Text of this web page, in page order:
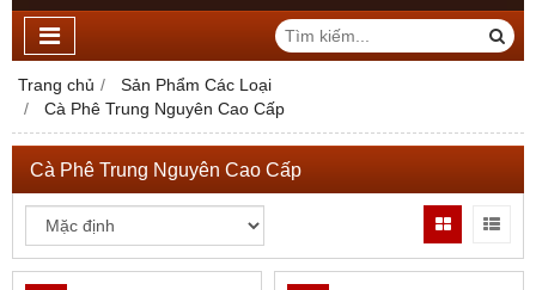
Trang chủ
Sản Phẩm Các Loại
Cà Phê Trung Nguyên Cao Cấp
Cà Phê Trung Nguyên Cao Cấp